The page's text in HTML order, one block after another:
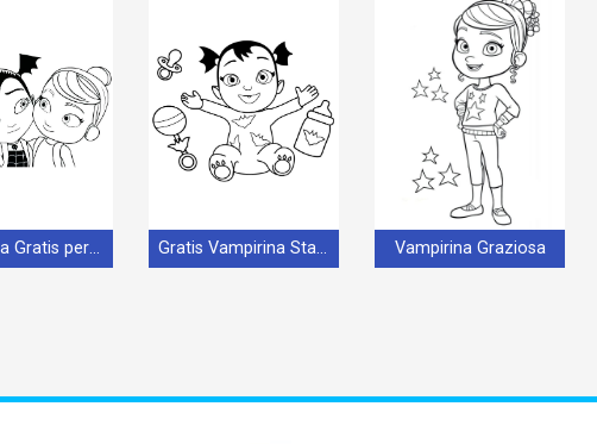
Vampirina Gratis per Bambini Gratis Vampirina Stampabile Vampirina Graziosa